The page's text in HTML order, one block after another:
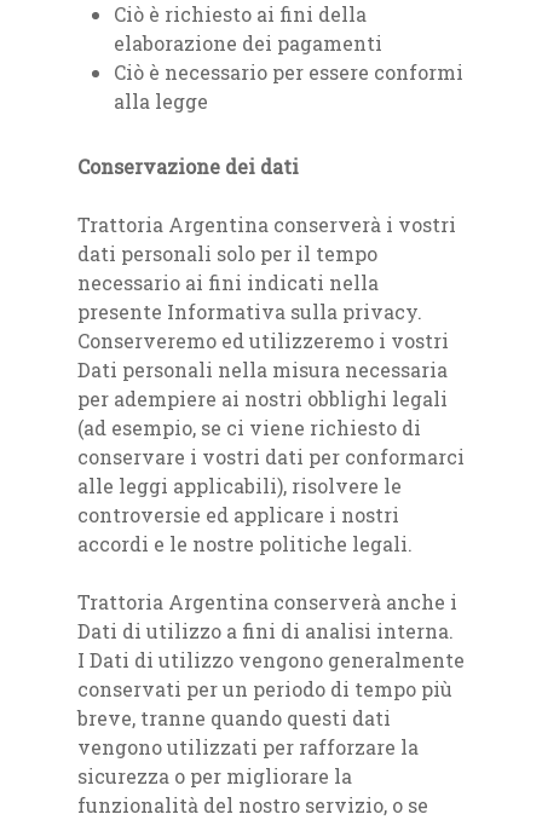
Ciò è richiesto ai fini della
elaborazione dei pagamenti
Ciò è necessario per essere conformi
alla legge
Conservazione dei dati
Trattoria Argentina conserverà i vostri
dati personali solo per il tempo
necessario ai fini indicati nella
presente Informativa sulla privacy.
Conserveremo ed utilizzeremo i vostri
Dati personali nella misura necessaria
per adempiere ai nostri obblighi legali
(ad esempio, se ci viene richiesto di
conservare i vostri dati per conformarci
alle leggi applicabili), risolvere le
controversie ed applicare i nostri
accordi e le nostre politiche legali.
Trattoria Argentina conserverà anche i
Dati di utilizzo a fini di analisi interna.
I Dati di utilizzo vengono generalmente
conservati per un periodo di tempo più
breve, tranne quando questi dati
vengono utilizzati per rafforzare la
sicurezza o per migliorare la
funzionalità del nostro servizio, o se